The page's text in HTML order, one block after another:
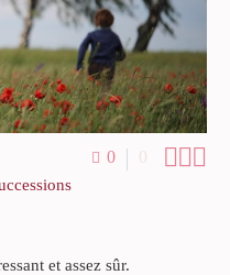
0 0 
et assez sûr.